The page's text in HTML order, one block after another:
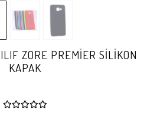
ZORE PREMİER SİLİKON
KAPAK